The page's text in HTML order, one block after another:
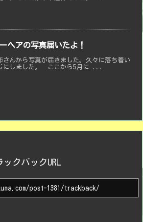
ヘアの写真届いたよ！
さんから写真が届きました。久々に落ち着い
にしました。 ここから5月に ...
クバックURL